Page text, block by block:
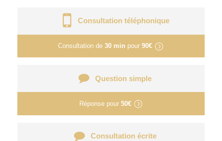
Consultation téléphonique
Consultation de 30 min pour 90€
Question simple
Réponse pour 50€
Consultation écrite